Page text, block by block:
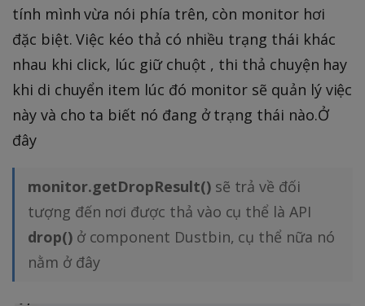
tính mình vừa nói phía trên, còn monitor hơi
đặc biệt. Việc kéo thả có nhiều trạng thái khác
nhau khi click, lúc giữ chuột , thi thả chuyện hay
khi di chuyển item lúc đó monitor sẽ quản lý việc
này và cho ta biết nó đang ở trạng thái nào.Ở
đây
monitor.getDropResult()sẽ trả về đối
tượng đến nơi được thả vào cụ thể là API
drop()ở component Dustbin, cụ thể nữa nó
nằm ở đây